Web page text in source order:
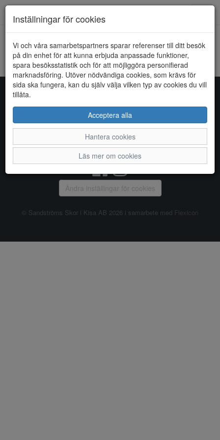
HEM RIEKER
Kunde inte hitta några artiklar...
Inställningar för cookies
Vi och våra samarbetspartners sparar referenser till ditt besök
på din enhet för att kunna erbjuda anpassade funktioner,
spara besöksstatistik och för att möjliggöra personifierad
marknadsföring. Utöver nödvändiga cookies, som krävs för
sida ska fungera, kan du själv välja vilken typ av cookies du vill
tillåta.
Acceptera alla
Hantera cookies
Läs mer om cookies
Sandströms Skor i Kisa AB
Storgatan 14, 590 38 KISA, Telefon:
| Om oss Kontakta oss
Ändra inställingar för cookies
© Sandströms Skor i Kisa AB 2026 i samarbete med Flexicon